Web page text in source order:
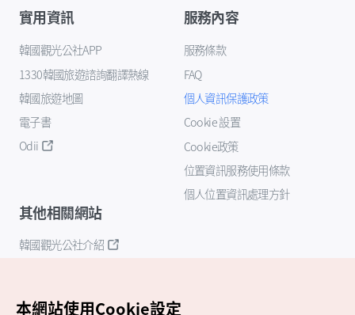
實用資訊
韓國觀光公社APP
1330韓國旅遊諮詢翻譯熱線
韓國旅遊地圖
電子書
Odii
服務內容
服務條款
FAQ
個人資訊保護政策
Cookie 設置
Cookie政策
位置資訊服務使用條款
個人位置資訊處理方針
其他相關網站
韓國觀光公社介紹
本網站使用Cookie設定